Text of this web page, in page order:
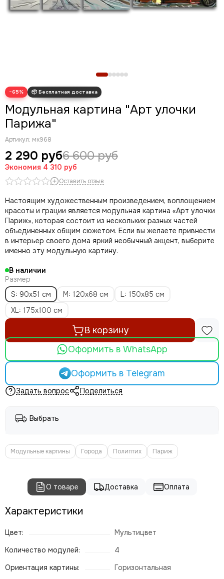
Новогодние картины
−65%
Модульная картина "Арт улочки
Парижа"
Артикул: мк968
2 290 руб6 600 руб
Экономия 4 310 руб
Оставить отзыв
Настоящим художественным произведением, воплощением
красоты и грации является модульная картина «Арт улочки
Париж», которая состоит из нескольких разных частей
объединенных общим сюжетом. Если вы желаете привнести
в интерьер своего дома яркий необычный акцент, выберите
именно эту модульную картину.
В наличии
Размер
S: 90x51 см
M: 120x68 см
L: 150x85 см
XL: 175x100 см
В корзину
Оформить в WhatsApp
Оформить в Telegram
Задать вопрос Поделиться
Выбрать
Модульные картины Города Полиптих Париж
О товаре Доставка Оплата
Характеристики
Цвет:
Мультицвет
Количество модулей:
4
Ориентация картины:
Горизонтальная